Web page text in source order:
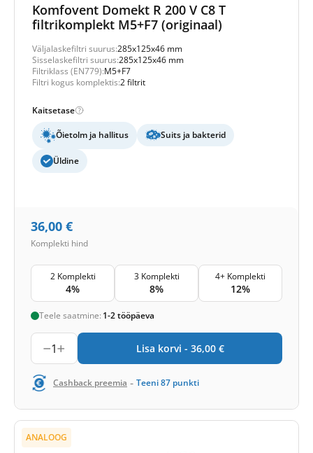
Komfovent Domekt R 200 V C8 T
filtrikomplekt M5+F7 (originaal)
Väljalaskefiltri suurus:285x125x46 mm
Sisselaskefiltri suurus:285x125x46 mm
Filtriklass (EN779):M5+F7
Filtri kogus komplektis:2 filtrit
Kaitsetase
Õietolm ja hallitus Suits ja bakterid
Üldine
36,00 €
Komplekti hind
2 Komplekti
4%
3 Komplekti
8%
4+ Komplekti
12%
Teele saatmine: 1-2 tööpäeva
1 Lisa korvi - 36,00 €
Cashback preemia - Teeni87 punkti
ANALOOG